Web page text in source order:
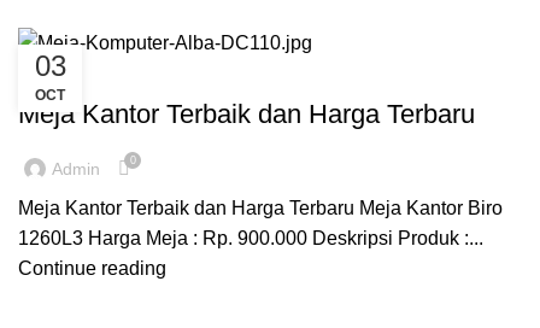
03
OCT
CUSTOM MEJA KANTOR
REKOMENDASI
Meja Kantor Terbaik dan Harga Terbaru
Admin 0
Meja Kantor Terbaik dan Harga Terbaru Meja Kantor Biro
1260L3 Harga Meja : Rp. 900.000 Deskripsi Produk :...
Continue reading